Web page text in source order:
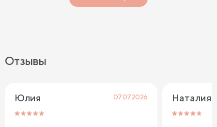
Отзывы
Юлия 07.07.2026 Наталия